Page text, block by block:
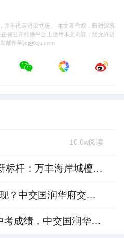
并不代表进深立场。 本文著作权，归进深所
何公开传播平台上使用本文内容；经允许进
邮件至ljcj@leju.com
10.0w阅读
深圳西部改善置业新标杆：万丰海岸城檀府性价比深度解析
2028年轨道红利兑现？中交国润华府交通价值深度解析
深中龙华学校暂无中考成绩，中交国润华府值得“冲”吗？克而瑞测评给出答案